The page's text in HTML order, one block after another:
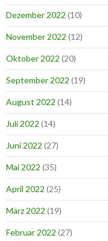
Dezember 2022 (10)
November 2022 (12)
Oktober 2022 (20)
September 2022 (19)
August 2022 (14)
Juli 2022 (14)
Juni 2022 (27)
Mai 2022 (35)
April 2022 (25)
März 2022 (19)
Februar 2022 (27)